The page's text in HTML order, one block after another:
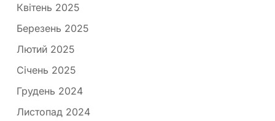
Квітень 2025
Березень 2025
Лютий 2025
Січень 2025
Грудень 2024
Листопад 2024